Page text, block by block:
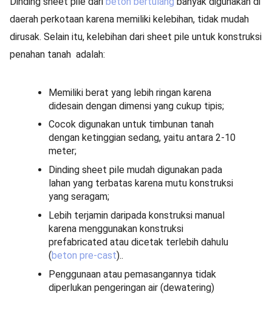
daerah perkotaan karena memiliki kelebihan, tidak mudah
dirusak. Selain itu, kelebihan dari sheet pile untuk konstruksi
penahan tanah adalah:
Memiliki berat yang lebih ringan karena
didesain dengan dimensi yang cukup tipis;
Cocok digunakan untuk timbunan tanah
dengan ketinggian sedang, yaitu antara 2-10
meter;
Dinding sheet pile mudah digunakan pada
lahan yang terbatas karena mutu konstruksi
yang seragam;
Lebih terjamin daripada konstruksi manual
karena menggunakan konstruksi
prefabricated atau dicetak terlebih dahulu
(beton pre-cast)..
Penggunaan atau pemasangannya tidak
diperlukan pengeringan air (dewatering)